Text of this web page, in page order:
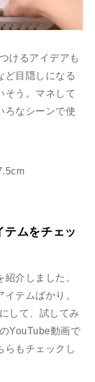
けるアイデアも
ど目隠しになる
そう。マネして
ろなシーンで使
ムをチェッ
介しました。
テムばかり。
して、試してみ
YouTube動画で
らもチェックし